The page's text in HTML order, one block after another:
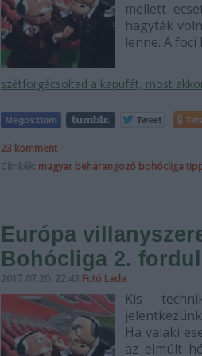
mellett
hagyták
lenne. A foci
szétforgácsoltad a kapufát, most
23 komment
Címkék: magyar beharangozó bohócliga
Európa
Bohócliga 2.
2017.07.20. 22:43 Futó Lada
Kis
Ha valaki
az elmúlt